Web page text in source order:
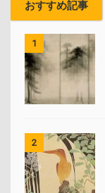
おすすめ記事
1
2